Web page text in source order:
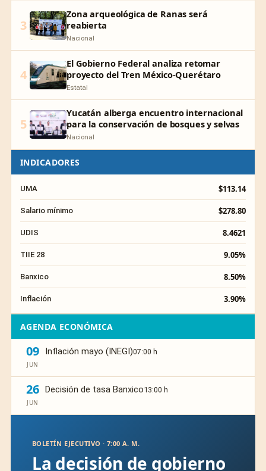
3
Zona arqueológica de Ranas será
reabierta
Nacional
4
El Gobierno Federal analiza retomar
proyecto del Tren México-Querétaro
Estatal
5
Yucatán alberga encuentro internacional
para la conservación de bosques y selvas
Nacional
INDICADORES
UMA $113.14
Salario mínimo $278.80
UDIS 8.4621
TIIE 28 9.05%
Banxico 8.50%
Inflación 3.90%
AGENDA ECONÓMICA
09
JUN
Inflación mayo (INEGI)07:00 h
26
JUN
Decisión de tasa Banxico13:00 h
BOLETÍN EJECUTIVO · 7:00 A. M.
La decisión de gobierno